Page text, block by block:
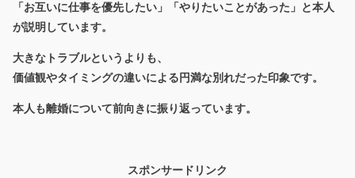
「お互いに仕事を優先したい」「やりたいことがあった」と本人
が説明しています。
大きなトラブルというよりも、
価値観やタイミングの違いによる円満な別れだった印象です。
本人も離婚について前向きに振り返っています。
スポンサードリンク